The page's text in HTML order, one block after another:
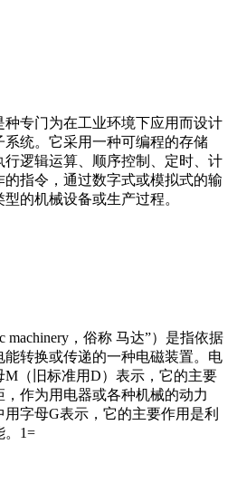
种专门为在工业环境下应用而设计
系统。它采用一种可编程的存储
行逻辑运算、顺序控制、定时、计
指令，通过数字式或模拟式的输
的机械设备或生产过程。
machinery，俗称 马达”）是指依据
能转换或传递的一种电磁装置。电
M（旧标准用D）表示，它的主要
作为用电器或各种机械的动力
字母G表示，它的主要作用是利
。1=